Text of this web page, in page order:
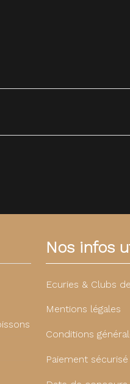
Nos infos
Ecuries & Clubs
Mentions légales
Conditions
Paiement sécurisé